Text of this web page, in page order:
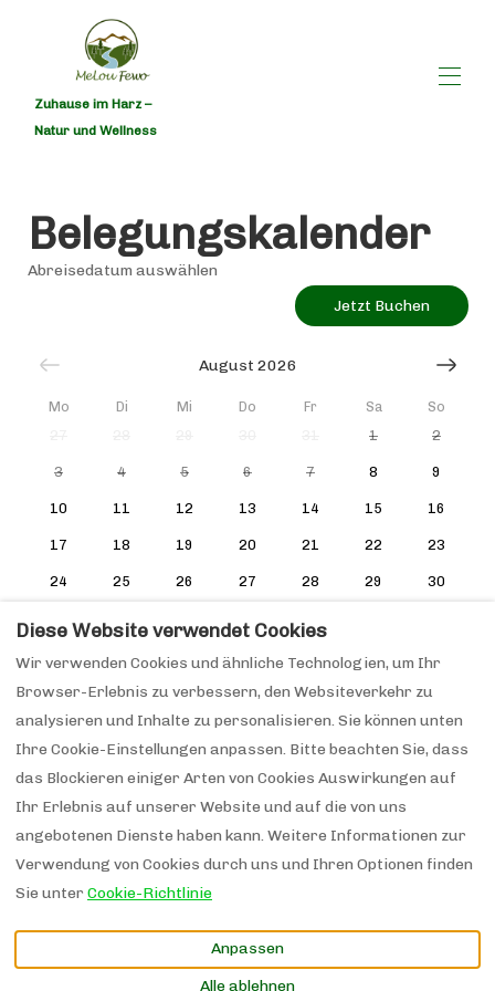
Zuhause im Harz –
Natur und Wellness
Kontakt
Rabattcodes
Belegungskalender Harzruhe Wellness
Belegungskalender NaturQuartier Wellness
MeLou Fewo Ausstattungsliste
Belegungskalender
Abreisedatum auswählen
Jetzt Buchen
August 2026
Mo Di Mi Do Fr Sa
So
1 2
3 4 5 6 7 8 9
10 11 12 13 14 15 16
17 18 19 20 21 22 23
24 25 26 27 28 29 30
Lage MeLou Fewo Harzruhe Wellness
Hausregeln
Impressum
Deutsch EUR 0151 26150457
Hagebuttenweg 1-3, Bad
Lauterberg, Deutschland
37431.
©2026MeLou FeWoAlle
Rechte vorbehalten
Powered by Lodgify
Diese Website verwendet Cookies
Wir verwenden Cookies und ähnliche Technologien, um Ihr
Browser-Erlebnis zu verbessern, den Websiteverkehr zu
analysieren und Inhalte zu personalisieren. Sie können unten
Ihre Cookie-Einstellungen anpassen. Bitte beachten Sie, dass
das Blockieren einiger Arten von Cookies Auswirkungen auf
Ihr Erlebnis auf unserer Website und auf die von uns
angebotenen Dienste haben kann. Weitere Informationen zur
Verwendung von Cookies durch uns und Ihren Optionen finden
Sie unter Cookie-Richtlinie
Anpassen
Alle ablehnen